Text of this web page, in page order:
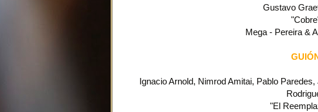
Gustavo
Mega - Pereira &
Ignacio Arnold, Nimrod Amitai, Pablo
"El